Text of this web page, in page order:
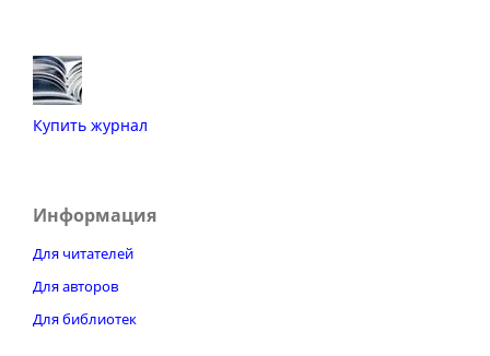
Купить журнал
Информация
Для читателей
Для авторов
Для библиотек